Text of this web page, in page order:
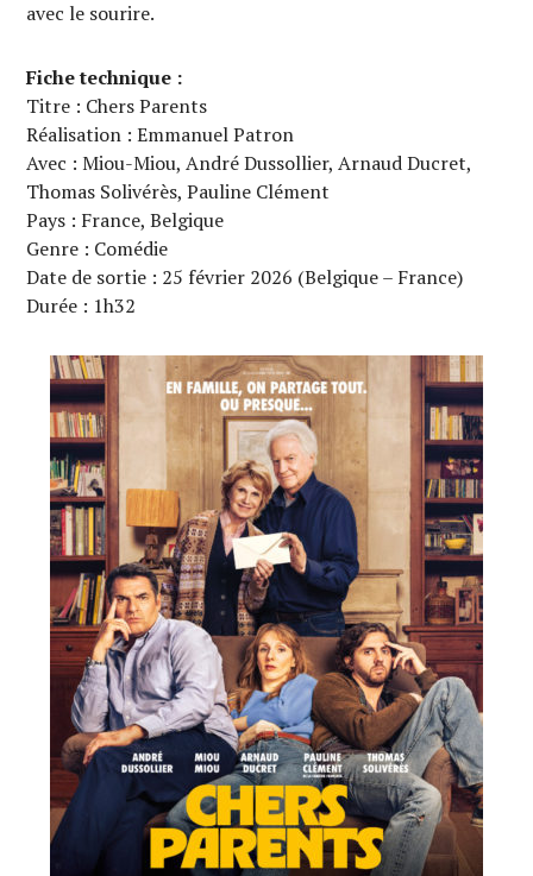
avec le sourire.
Fiche technique :
Titre : Chers Parents
Réalisation : Emmanuel Patron
Avec : Miou-Miou, André Dussollier, Arnaud Ducret,
Thomas Solivérès, Pauline Clément
Pays : France, Belgique
Genre : Comédie
Date de sortie : 25 février 2026 (Belgique – France)
Durée : 1h32